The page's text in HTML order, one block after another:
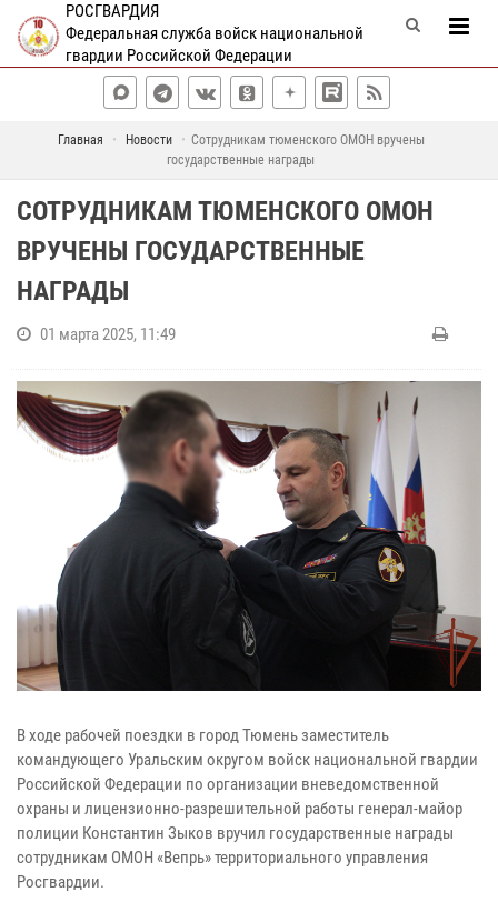
РОСГВАРДИЯ
Федеральная служба войск национальной
гвардии Российской Федерации
Главная Новости
Сотрудникам тюменского ОМОН вручены
государственные награды
СОТРУДНИКАМ ТЮМЕНСКОГО ОМОН
ВРУЧЕНЫ ГОСУДАРСТВЕННЫЕ
НАГРАДЫ
01 марта 2025, 11:49
В ходе рабочей поездки в город Тюмень заместитель
командующего Уральским округом войск национальной гвардии
Российской Федерации по организации вневедомственной
охраны и лицензионно-разрешительной работы генерал-майор
полиции Константин Зыков вручил государственные награды
сотрудникам ОМОН «Вепрь» территориального управления
Росгвардии.